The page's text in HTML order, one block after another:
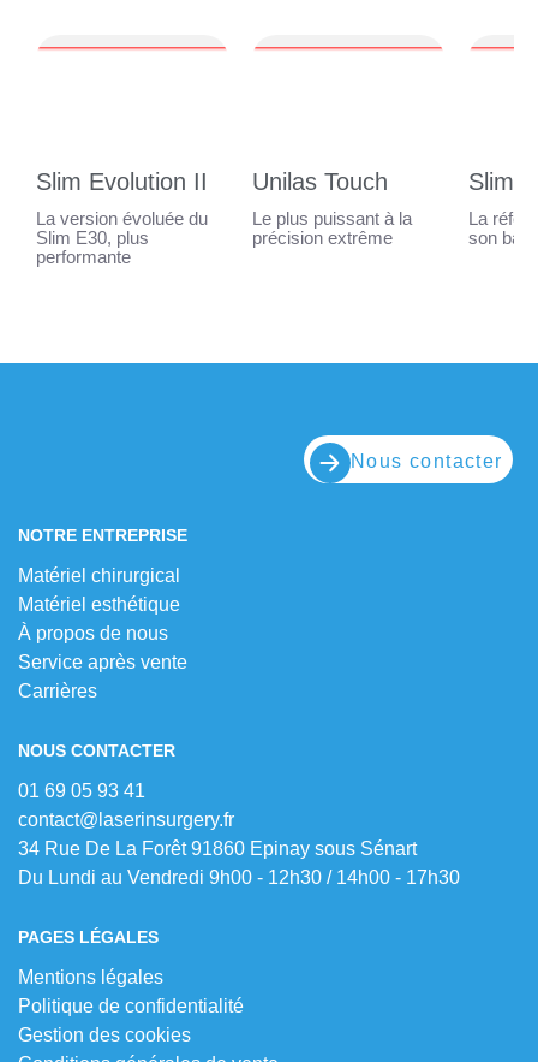
Slim Evolution II
La version évoluée du
Slim E30, plus
performante
Unilas Touch
Le plus puissant à la
précision extrême
Slim
La
son
Nous contacter
NOTRE ENTREPRISE
Matériel chirurgical
Matériel esthétique
À propos de nous
Service après vente
Carrières
NOUS CONTACTER
01 69 05 93 41
contact@laserinsurgery.fr
34 Rue De La Forêt 91860 Epinay sous Sénart
Du Lundi au Vendredi 9h00 - 12h30 / 14h00 - 17h30
PAGES LÉGALES
Mentions légales
Politique de confidentialité
Gestion des cookies